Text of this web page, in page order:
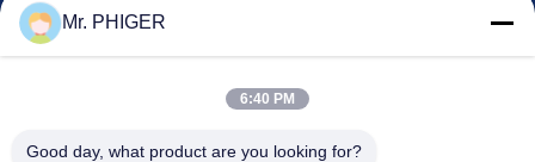
Sitemap
Εκδηλώσεις
Mr. PHIGER
6:40 PM
Good day, what product are you looking for?